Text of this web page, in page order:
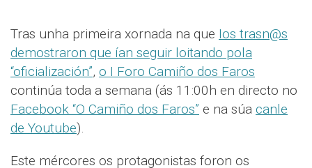
Tras unha primeira xornada na que Ios trasn@s
demostraron que ían seguir loitando pola
“oficialización”, o I Foro Camiño dos Faros
continúa toda a semana (ás 11:00h en directo no
Facebook “O Camiño dos Faros” e na súa canle
de Youtube).
Este mércores os protagonistas foron os